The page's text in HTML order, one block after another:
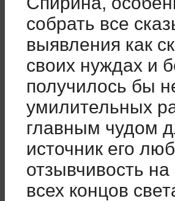
собрать все
выявления как
своих нуждах и
получилось бы
умилительных
главным чудом
источник его
отзывчивость
всех концов